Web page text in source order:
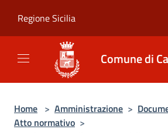
Regione Sicilia
Comune di
Home > Amministrazione >
Atto normativo >